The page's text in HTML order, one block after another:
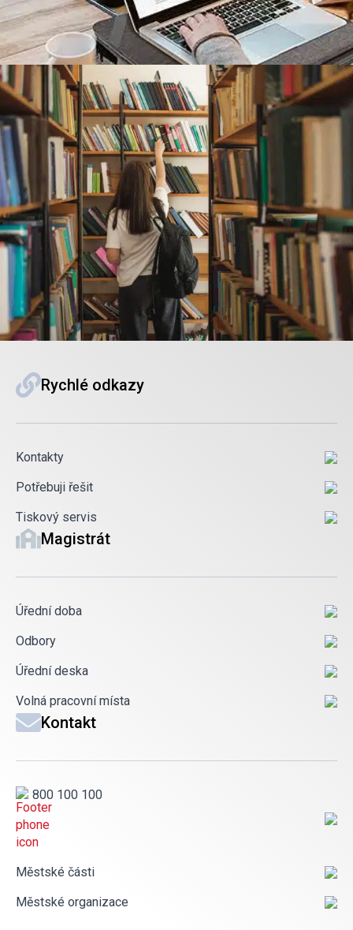
Rychlé odkazy
Kontakty
Potřebuji řešit
Tiskový servis
Magistrát
Úřední doba
Odbory
Úřední deska
Volná pracovní místa
Kontakt
800 100 100
Městské části
Městské organizace